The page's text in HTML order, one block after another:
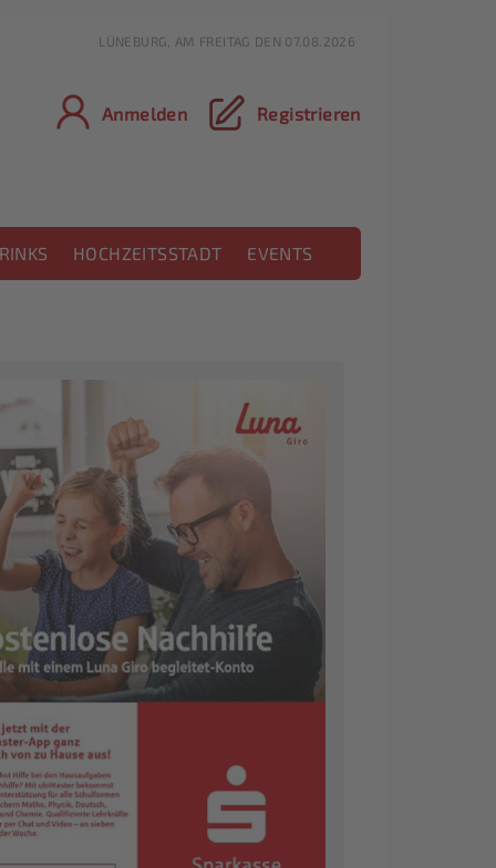
Anmelden Registrieren
HOCHZEITSSTADT EVENTS
LÜNEBURG, AM FREITAG DEN 07.08.2026